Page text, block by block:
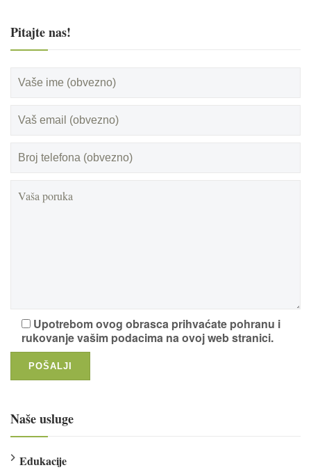
Pitajte nas!
Upotrebom ovog obrasca prihvaćate pohranu i
rukovanje vašim podacima na ovoj web stranici.
Naše usluge
Edukacije